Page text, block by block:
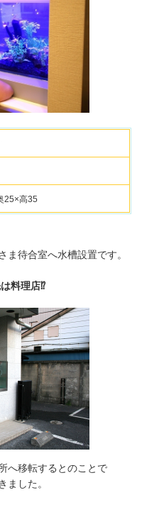
25×高35
待合室へ水槽設置です。
料理店⁉
へ移転するとのことで
ました。